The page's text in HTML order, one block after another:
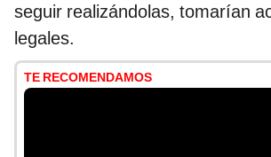
seguir realizándolas, tomarían
legales.
TE RECOMENDAMOS